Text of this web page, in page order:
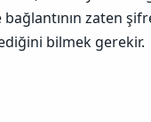
zaten
bilmek gerekir.